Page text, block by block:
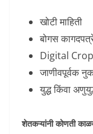
खोटी माहिती
बोगस
Digital Crop
जाणीवपूर्वक
युद्ध किंवा
शेतकऱ्यांनी कोणती